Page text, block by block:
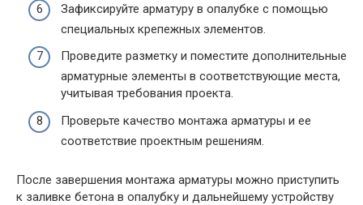
Зафиксируйте арматуру в опалубке с помощью
специальных крепежных элементов.
Проведите разметку и поместите дополнительные
арматурные элементы в соответствующие места,
учитывая требования проекта.
Проверьте качество монтажа арматуры и ее
соответствие проектным решениям.
После завершения монтажа арматуры можно приступить
к заливке бетона в опалубку и дальнейшему устройству